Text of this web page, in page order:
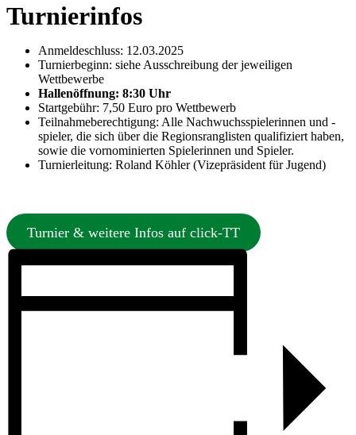
Turnierinfos
Anmeldeschluss: 12.03.2025
Turnierbeginn: siehe Ausschreibung der jeweiligen
Wettbewerbe
Hallenöffnung: 8:30 Uhr
Startgebühr: 7,50 Euro pro Wettbewerb
Teilnahmeberechtigung: Alle Nachwuchsspielerinnen und -
spieler, die sich über die Regionsranglisten qualifiziert haben,
sowie die vornominierten Spielerinnen und Spieler.
Turnierleitung: Roland Köhler (Vizepräsident für Jugend)
Turnier & weitere Infos auf click-TT